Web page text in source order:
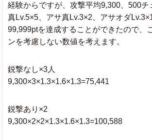
経験からですが、攻撃平均9,300、500チ
真Lv.5×5、アサ真Lv.3×2、アサオダ
99,999ptを達成することができたので、
ンを考慮しない数値を考えます。
鋭撃なし×3人
9,300×3×1.3×1.6×1.3=75,441
鋭撃あり×2
9,300×2×2×1.3×1.6×1.3=100,588